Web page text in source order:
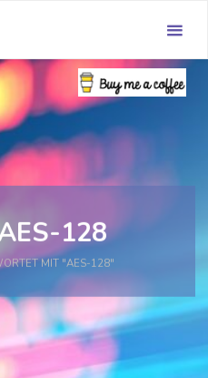
128
MIT "AES-128"